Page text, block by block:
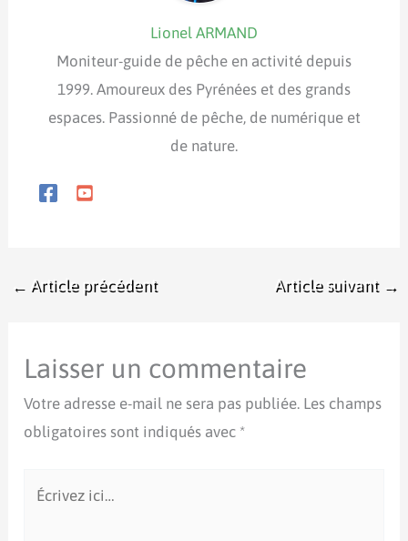
Lionel ARMAND
Moniteur-guide de pêche en activité depuis
1999. Amoureux des Pyrénées et des grands
espaces. Passionné de pêche, de numérique et
de nature.
← Article précédent Article suivant →
Laisser un commentaire
Votre adresse e-mail ne sera pas publiée. Les champs
obligatoires sont indiqués avec *